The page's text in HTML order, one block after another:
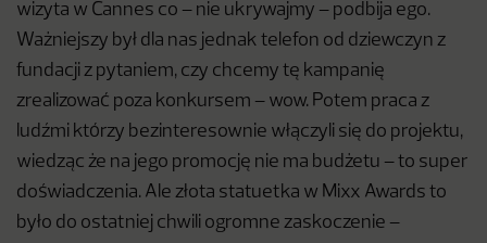
wizyta w Cannes co – nie ukrywajmy – podbija ego.
Ważniejszy był dla nas jednak telefon od dziewczyn z
fundacji z pytaniem, czy chcemy tę kampanię
zrealizować poza konkursem – wow. Potem praca z
ludźmi którzy bezinteresownie włączyli się do projektu,
wiedząc że na jego promocję nie ma budżetu – to super
doświadczenia. Ale złota statuetka w Mixx Awards to
było do ostatniej chwili ogromne zaskoczenie –